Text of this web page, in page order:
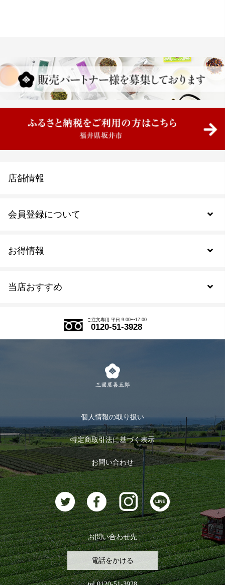
当店おすすめ
式部の香りシリーズ
お茶のギフト
おすすめのお茶
お茶に合うスイーツ
お得情報
会員登録について
会員規約について
ログイン
ログアウト
店舗情報
ご注文専用 平日 9:00〜17:00
0120-51-3928
個人情報の取り扱い
特定商取引法に基づく表示
お問い合わせ
お問い合わせ先
電話をかける